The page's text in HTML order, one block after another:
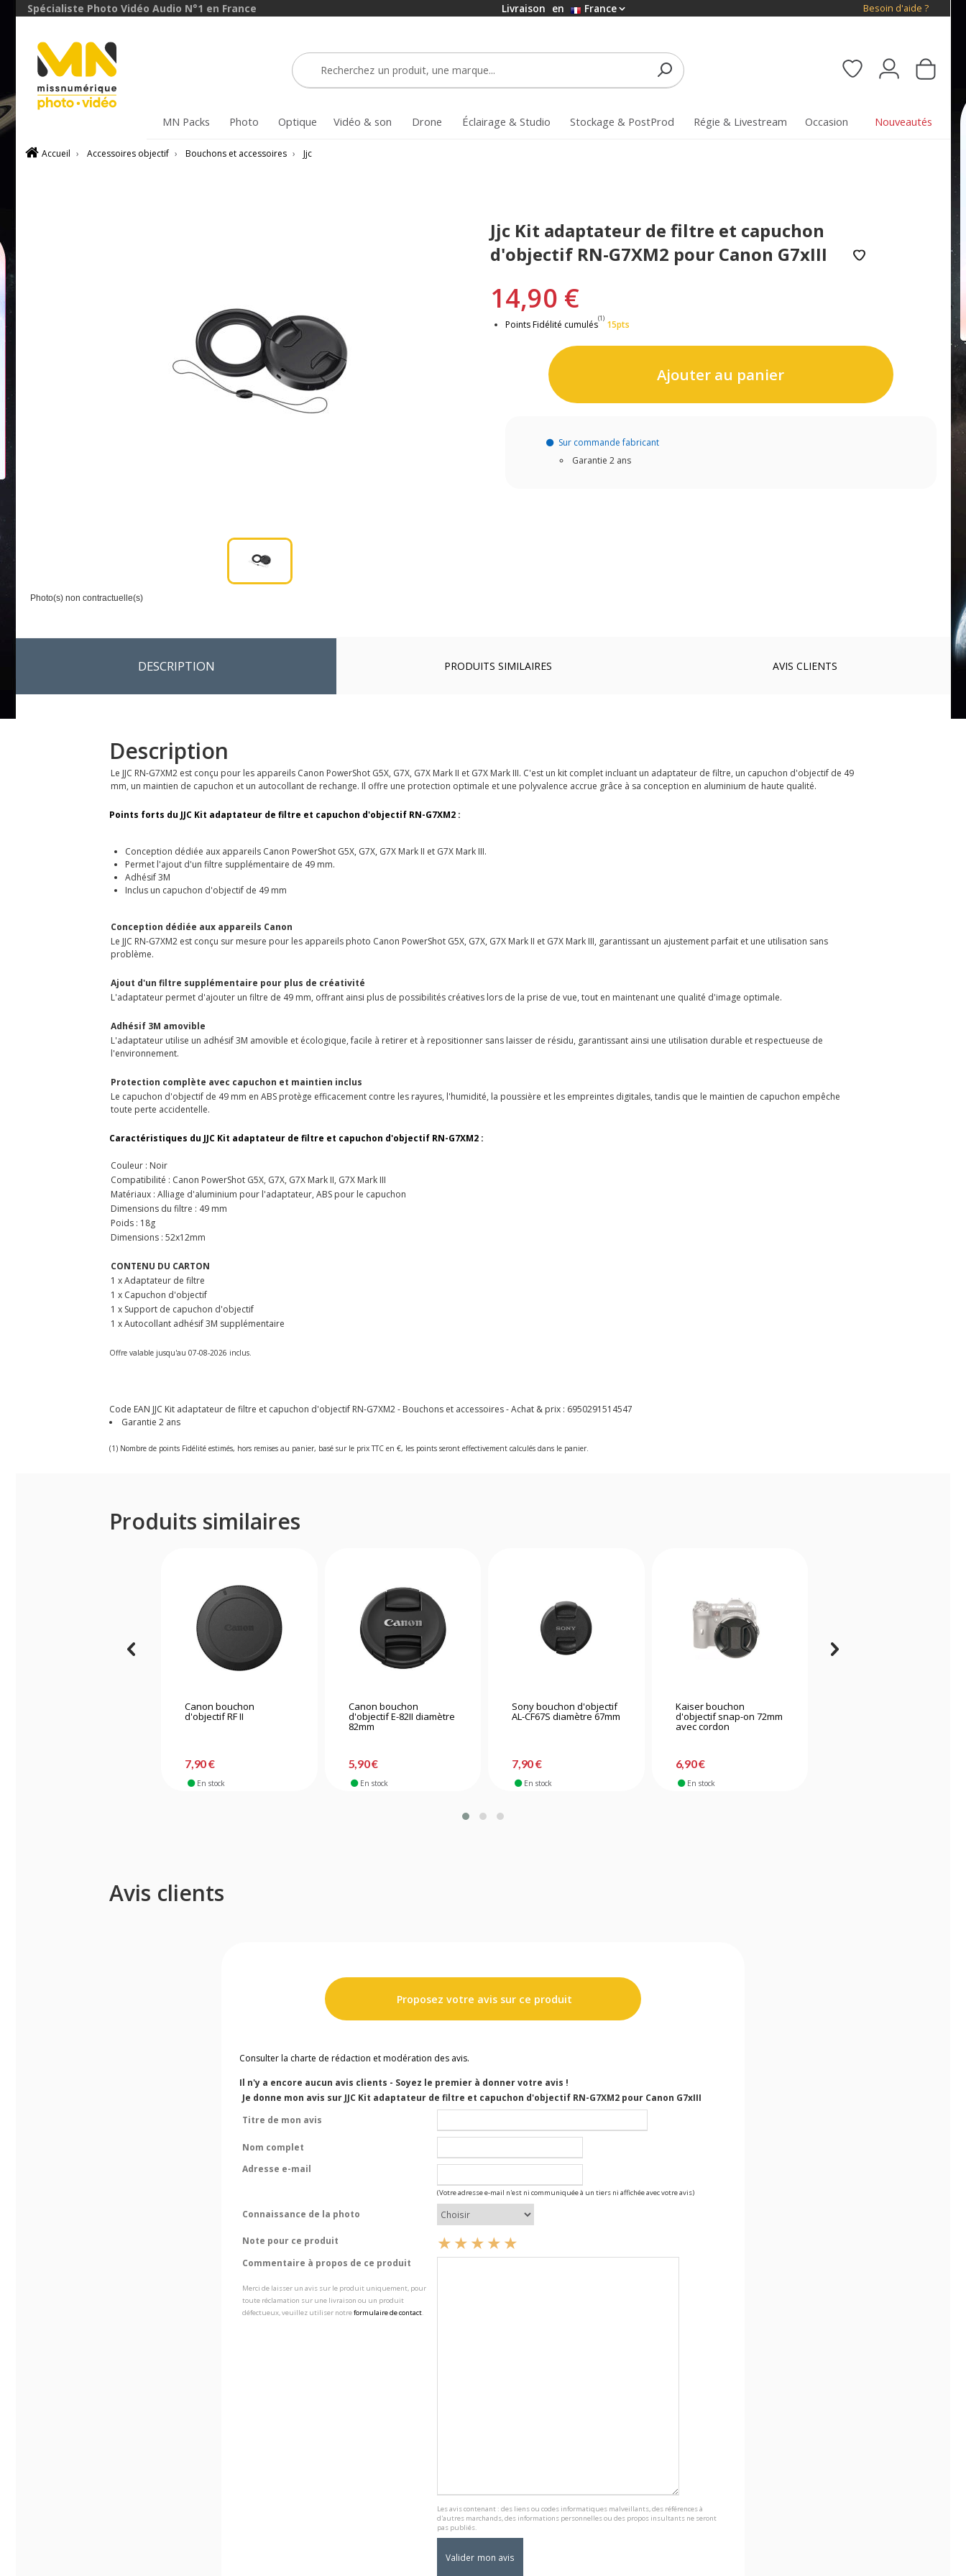
Spécialiste Photo Vidéo Audio N°1 en France Livraison en France Besoin d'aide ?
MN Packs Photo Optique Vidéo & son Drone Éclairage & Studio Stockage & PostProd Régie & Livestream Occasion Nouveautés
Accueil › Accessoires objectif › Bouchons et accessoires › Jjc
Photo(s) non contractuelle(s)
Jjc Kit adaptateur de filtre et capuchon
d'objectif RN-G7XM2 pour Canon G7xIII
14,90 €
Points Fidélité cumulés
(1)
15pts
Ajouter au panier
Sur commande fabricant
Garantie 2 ans
DESCRIPTION PRODUITS SIMILAIRES AVIS CLIENTS
Description
Le JJC RN-G7XM2 est conçu pour les appareils Canon PowerShot G5X, G7X, G7X Mark II et G7X Mark III. C'est un kit complet incluant un adaptateur de filtre, un capuchon d'objectif de 49
mm, un maintien de capuchon et un autocollant de rechange. Il offre une protection optimale et une polyvalence accrue grâce à sa conception en aluminium de haute qualité.
Points forts du JJC Kit adaptateur de filtre et capuchon d'objectif RN-G7XM2 :
Conception dédiée aux appareils Canon PowerShot G5X, G7X, G7X Mark II et G7X Mark III.
Permet l'ajout d'un filtre supplémentaire de 49 mm.
Adhésif 3M
Inclus un capuchon d'objectif de 49 mm
Conception dédiée aux appareils Canon
Le JJC RN-G7XM2 est conçu sur mesure pour les appareils photo Canon PowerShot G5X, G7X, G7X Mark II et G7X Mark III, garantissant un ajustement parfait et une utilisation sans
problème.
Ajout d'un filtre supplémentaire pour plus de créativité
L'adaptateur permet d'ajouter un filtre de 49 mm, offrant ainsi plus de possibilités créatives lors de la prise de vue, tout en maintenant une qualité d'image optimale.
Adhésif 3M amovible
L'adaptateur utilise un adhésif 3M amovible et écologique, facile à retirer et à repositionner sans laisser de résidu, garantissant ainsi une utilisation durable et respectueuse de
l'environnement.
Protection complète avec capuchon et maintien inclus
Le capuchon d'objectif de 49 mm en ABS protège efficacement contre les rayures, l'humidité, la poussière et les empreintes digitales, tandis que le maintien de capuchon empêche
toute perte accidentelle.
Caractéristiques du JJC Kit adaptateur de filtre et capuchon d'objectif RN-G7XM2 :
Couleur : Noir
Compatibilité : Canon PowerShot G5X, G7X, G7X Mark II, G7X Mark III
Matériaux : Alliage d'aluminium pour l'adaptateur, ABS pour le capuchon
Dimensions du filtre : 49 mm
Poids : 18g
Dimensions : 52x12mm
CONTENU DU CARTON
1 x Adaptateur de filtre
1 x Capuchon d'objectif
1 x Support de capuchon d'objectif
1 x Autocollant adhésif 3M supplémentaire
Offre valable jusqu'au 07-08-2026 inclus.
Code EAN JJC Kit adaptateur de filtre et capuchon d'objectif RN-G7XM2 - Bouchons et accessoires - Achat & prix : 6950291514547
Garantie 2 ans
(1) Nombre de points Fidélité estimés, hors remises au panier, basé sur le prix TTC en €, les points seront effectivement calculés dans le panier.
Produits similaires
Canon bouchon
d'objectif RF II
7,90 €
En stock
Canon bouchon
d'objectif E-82II diamètre
82mm
5,90 €
En stock
Sony bouchon d'objectif
AL-CF67S diamètre 67mm
7,90 €
En stock
Kaiser bouchon
d'objectif snap-on 72mm
avec cordon
6,90 €
En stock
Avis clients
Proposez votre avis sur ce produit
Consulter la charte de rédaction et modération des avis.
Il n'y a encore aucun avis clients - Soyez le premier à donner votre avis !
Je donne mon avis sur JJC Kit adaptateur de filtre et capuchon d'objectif RN-G7XM2 pour Canon G7xIII
Titre de mon avis
Nom complet
Adresse e-mail
(Votre adresse e-mail n'est ni communiquée à un tiers ni affichée avec votre avis)
Connaissance de la photo
Note pour ce produit
Commentaire à propos de ce produit
Merci de laisser un avis sur le produit uniquement, pour
toute réclamation sur une livraison ou un produit
défectueux, veuillez utiliser notreformulaire de contact.
Les avis contenant : des liens ou codes informatiques malveillants, des références à
d'autres marchands, des informations personnelles ou des propos insultants ne seront
pas publiés.